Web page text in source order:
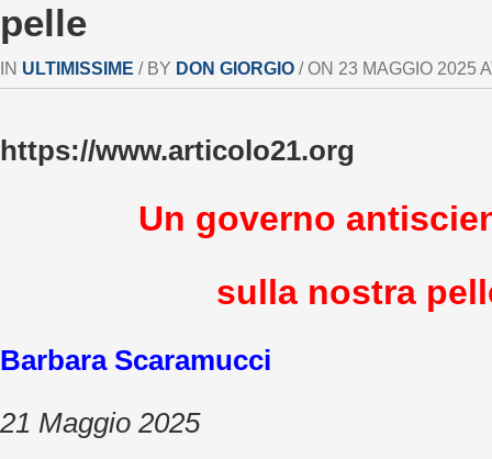
pelle
IN ULTIMISSIME / BY DON GIORGIO / ON 23 MAGGIO 2025
https://www.articolo21.org
Un governo
sulla nostra
Barbara Scaramucci
21 Maggio 2025